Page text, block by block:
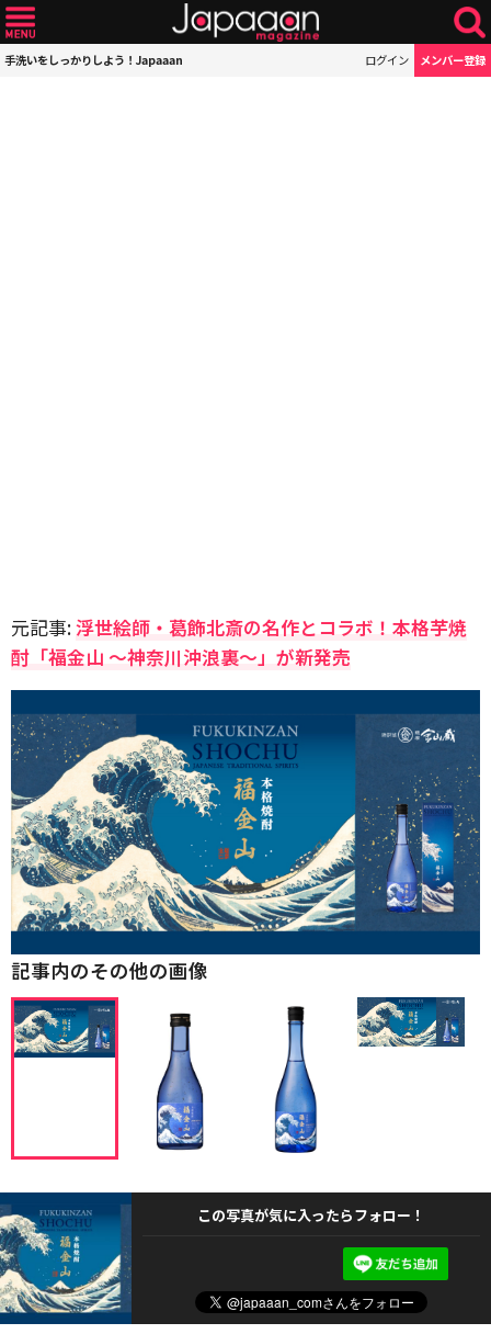
手洗いをしっかりしよう！Japaaan ログイン メンバー登録
元記事:浮世絵師・葛飾北斎の名作とコラボ！本格芋焼
酎「福金山 ～神奈川沖浪裏～」が新発売
記事内のその他の画像
この写真が気に入ったらフォロー！